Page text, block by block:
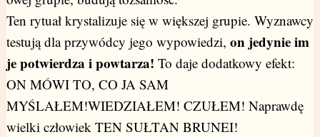
Ten rytuał krystalizuje się w większej grupie. Wyznawcy
testują dla przywódcy jego wypowiedzi, on jedynie im
je potwierdza i powtarza! To daje dodatkowy efekt:
ON MÓWI TO, CO JA SAM
MYŚLAŁEM!WIEDZIAŁEM! CZUŁEM! Naprawdę
wielki człowiek TEN SUŁTAN BRUNEI!